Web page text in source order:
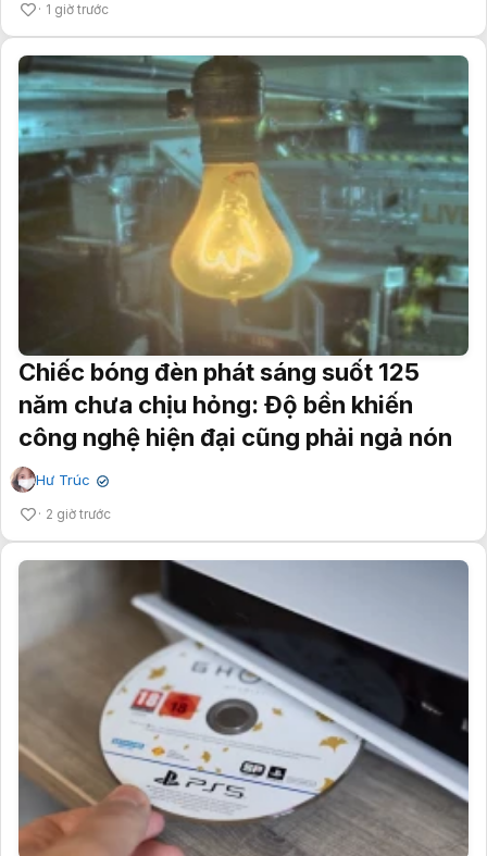
1 giờ trước
Chiếc bóng đèn phát sáng suốt 125
năm chưa chịu hỏng: Độ bền khiến
công nghệ hiện đại cũng phải ngả nón
Hư Trúc ✔
2 giờ trước